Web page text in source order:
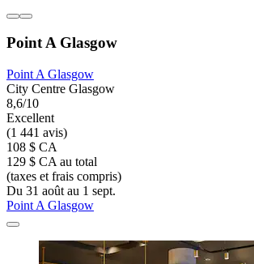
Point A Glasgow
Point A Glasgow
City Centre Glasgow
8,6/10
Excellent
(1 441 avis)
108 $ CA
129 $ CA au total
(taxes et frais compris)
Du 31 août au 1 sept.
Point A Glasgow